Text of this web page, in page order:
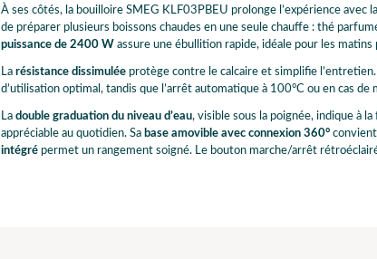
À ses côtés, la bouilloire SMEG KLF03PBEU prolonge l’expérience avec
de préparer plusieurs boissons chaudes en une seule chauffe : thé
puissance de 2400 W assure une ébullition rapide, idéale pour les
Larésistance dissimuléeprotège contre le calcaire et simplifie l’entretien.
d’utilisation optimal, tandis que l’arrêt automatique à 100°C ou en cas
La double graduation du niveau d’eau, visible sous la poignée, indique à
appréciable au quotidien. Sabase amovible avec connexion 360° convient
intégrépermet un rangement soigné. Le bouton marche/arrêt